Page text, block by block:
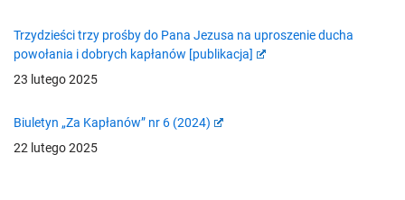
Trzydzieści trzy prośby do Pana Jezusa na uproszenie ducha
powołania i dobrych kapłanów [publikacja]
23 lutego 2025
Biuletyn „Za Kapłanów” nr 6 (2024)
22 lutego 2025